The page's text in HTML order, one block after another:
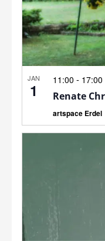
JAN
1
11:00 - 17:00
Renate
artspace Erdel